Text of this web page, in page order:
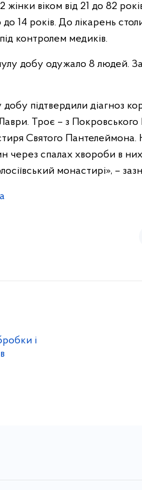
віком від 21 до 82
14 років. До лікарень
контролем медиків.
добу одужало 8 людей.
добу підтвердили діагноз
Троє – з Покровського
Святого Пантелеймона.
через спалах хвороби в
монастирі», –
і